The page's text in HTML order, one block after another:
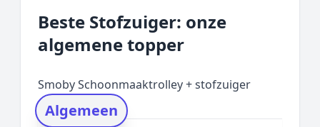
Onze algemene topper
Prijs topper
Rating topper
Onderzoeksmethode
Beste Stofzuiger: onze
algemene topper
Smoby Schoonmaaktrolley + stofzuiger
Algemeen